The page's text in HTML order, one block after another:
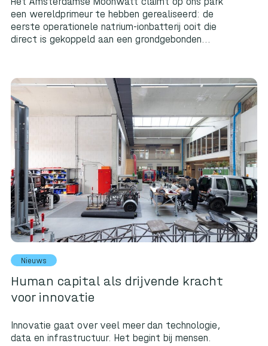
een wereldprimeur te hebben gerealiseerd: de
eerste operationele natrium-ionbatterij ooit die
direct is gekoppeld aan een grondgebonden...
Nieuws
Human capital als drijvende kracht
voor innovatie
Innovatie gaat over veel meer dan technologie,
data en infrastructuur. Het begint bij mensen.